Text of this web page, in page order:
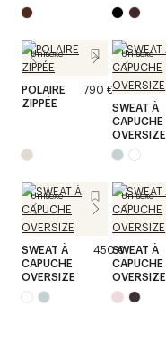
Unisexe
POLAIRE
ZIPPÉE
790 €
Unisexe
SWEAT À
CAPUCHE
OVERSIZE
Unisexe
SWEAT À
CAPUCHE
OVERSIZE
450 €
Unisexe
SWEAT À
CAPUCHE
OVERSIZE